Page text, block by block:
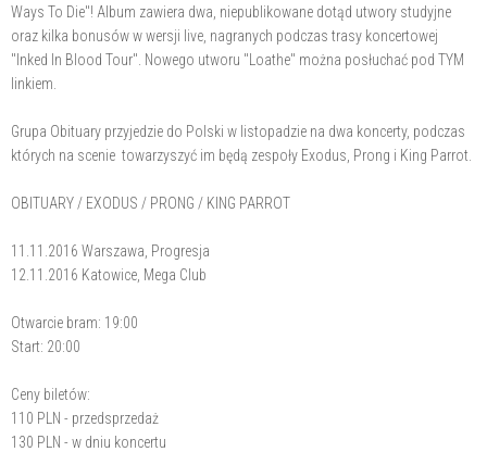
Ways To Die"! Album zawiera dwa, niepublikowane dotąd utwory studyjne
oraz kilka bonusów w wersji live, nagranych podczas trasy koncertowej
"Inked In Blood Tour". Nowego utworu "Loathe" można posłuchać pod TYM
linkiem.
Grupa Obituary przyjedzie do Polski w listopadzie na dwa koncerty, podczas
których na scenie towarzyszyć im będą zespoły Exodus, Prong i King Parrot.
OBITUARY / EXODUS / PRONG / KING PARROT
11.11.2016 Warszawa, Progresja
12.11.2016 Katowice, Mega Club
Otwarcie bram: 19:00
Start: 20:00
Ceny biletów:
110 PLN - przedsprzedaż
130 PLN - w dniu koncertu